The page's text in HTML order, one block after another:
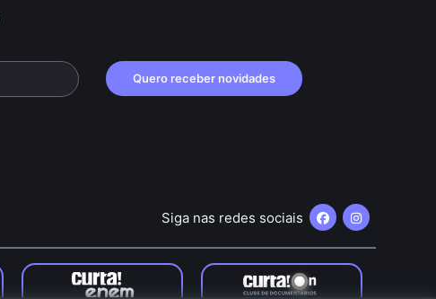
Quero receber novidades
Siga nas redes sociais